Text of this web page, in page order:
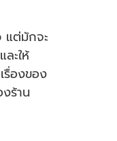
แต่มักจะ
ะให้
รื่องของ
ร้าน